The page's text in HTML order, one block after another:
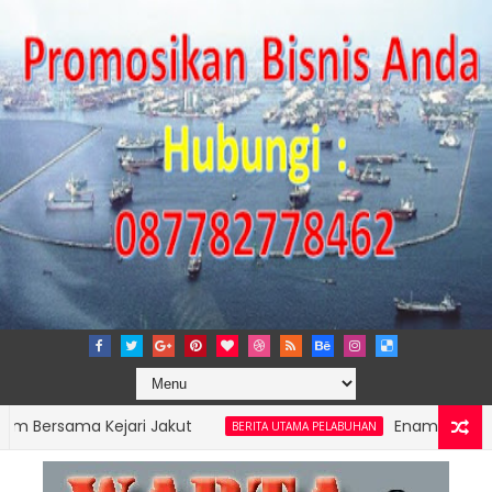
Kejari Jakut BERITA UTAMA PELABUHAN Enam Pelabuhan